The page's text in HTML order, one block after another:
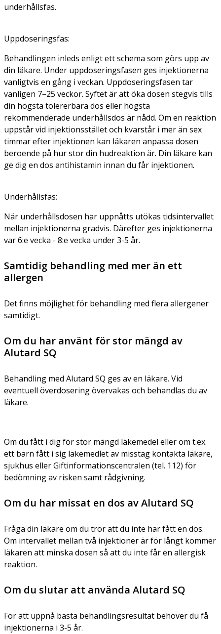
underhållsfas.
Uppdoseringsfas:
Behandlingen inleds enligt ett schema som görs upp av
din läkare. Under uppdoseringsfasen ges injektionerna
vanligtvis en gång i veckan. Uppdoseringsfasen tar
vanligen 7–25 veckor. Syftet är att öka dosen stegvis tills
din högsta tolererbara dos eller högsta
rekommenderade underhållsdos är nådd. Om en reaktion
uppstår vid injektionsstället och kvarstår i mer än sex
timmar efter injektionen kan läkaren anpassa dosen
beroende på hur stor din hudreaktion är. Din läkare kan
ge dig en dos antihistamin innan du får injektionen.
Underhållsfas:
När underhållsdosen har uppnåtts utökas tidsintervallet
mellan injektionerna gradvis. Därefter ges injektionerna
var 6:e vecka - 8:e vecka under 3-5 år.
Samtidig behandling med mer än ett
allergen
Det finns möjlighet för behandling med flera allergener
samtidigt.
Om du har använt för stor mängd av
Alutard SQ
Behandling med Alutard SQ ges av en läkare. Vid
eventuell överdosering övervakas och behandlas du av
läkare.
Om du fått i dig för stor mängd läkemedel eller om t.ex.
ett barn fått i sig läkemedlet av misstag kontakta läkare,
sjukhus eller Giftinformationscentralen (tel. 112) för
bedömning av risken samt rådgivning.
Om du har missat en dos av Alutard SQ
Fråga din läkare om du tror att du inte har fått en dos.
Om intervallet mellan två injektioner är för långt kommer
läkaren att minska dosen så att du inte får en allergisk
reaktion.
Om du slutar att använda Alutard SQ
För att uppnå bästa behandlingsresultat behöver du få
injektionerna i 3-5 år.